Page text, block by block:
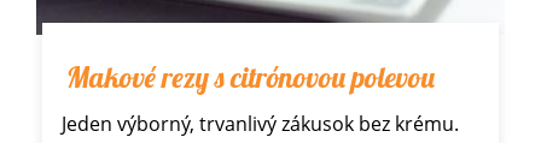
Makové rezy s citrónovou polevou
Jeden výborný, trvanlivý zákusok bez krému.